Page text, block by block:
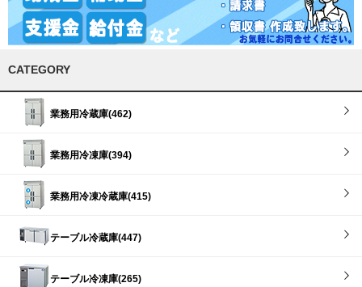
CATEGORY
業務用冷蔵庫(462)
業務用冷凍庫(394)
業務用冷凍冷蔵庫(415)
テーブル冷蔵庫(447)
テーブル冷凍庫(265)